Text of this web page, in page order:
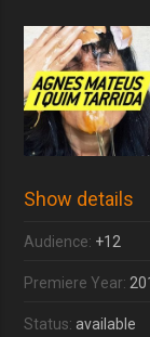
Show details
Audience: +12
Premiere Year:
Status: available